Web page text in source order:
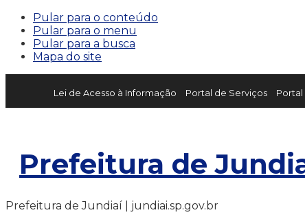
Pular para o conteúdo
Pular para o menu
Pular para a busca
Mapa do site
Lei de Acesso à Informação Portal de Serviços Portal
Prefeitura de
Prefeitura de Jundiaí | jundiai.sp.gov.br